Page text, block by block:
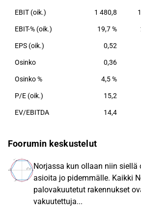
henkilöasiakkaat Pohjoismaissa ja
Britanniassa, joiden osuus
vahinkovakuuttamisessa johtava
pohjoismaisilla
EBIT (oik.) 1 480,8
EBIT-% (oik.) 19,7 %
EPS (oik.) 0,52
Osinko 0,36
Osinko % 4,5 %
P/E (oik.) 15,2
EV/EBITDA 14,4
Foorumin keskustelut
Norjassa kun ollaan niin siellä
asioita jo pidemmälle. Kaikki
palovakuutetut rakennukset
vakuutettuja...